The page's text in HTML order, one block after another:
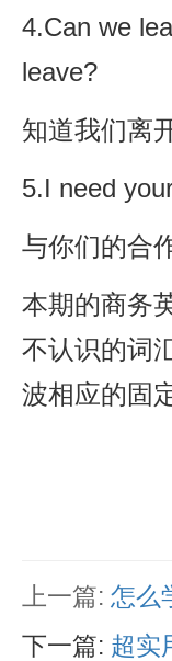
4.Can we
leave?
知道我们离
5.I need
与你们的合
本期的商务
不认识的词
波相应的固
上一篇: 怎么
下一篇: 超实